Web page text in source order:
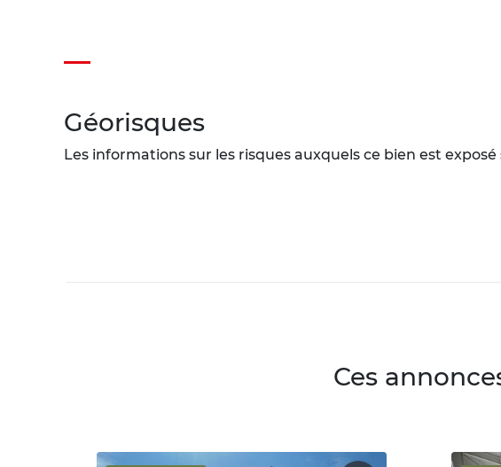
Géorisques
Les informations sur les risques auxquels ce bien est
Ces